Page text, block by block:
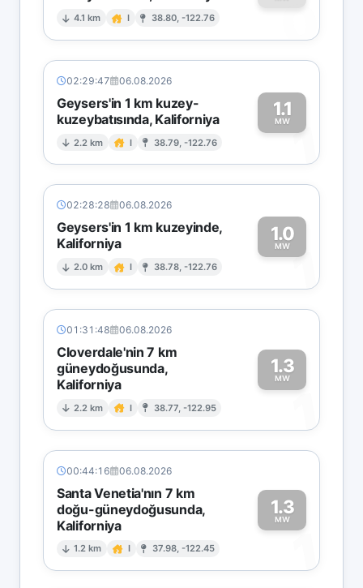
4.1 km I 38.80, -122.76 0
02:29:47 06.08.2026
Geysers'in 1 km kuzey-
kuzeybatısında, Kaliforniya
2.2 km I 38.79, -122.76
1.1
MW1
02:28:28 06.08.2026
Geysers'in 1 km kuzeyinde,
Kaliforniya
2.0 km I 38.78, -122.76
1.0
MW1
01:31:48 06.08.2026
Cloverdale'nin 7 km
güneydoğusunda,
Kaliforniya
2.2 km I 38.77, -122.95
1.3
MW
1
00:44:16 06.08.2026
Santa Venetia'nın 7 km
doğu-güneydoğusunda,
Kaliforniya
1.2 km I 37.98, -122.45
1.3
MW
1